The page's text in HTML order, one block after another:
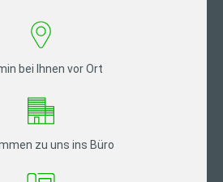
bei Ihnen vor Ort
zu uns ins Büro